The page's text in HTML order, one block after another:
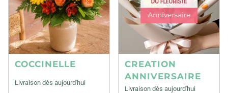
COCCINELLE
Livraison dès aujourd'hui
CREATION
ANNIVERSAIRE
Livraison dès aujourd'hui